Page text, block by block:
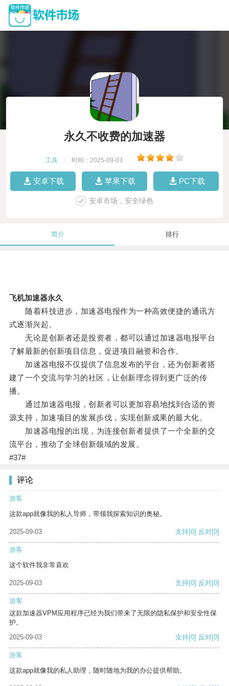
永久不收费的加速器
工具 时间：2025-09-03
安卓下载 苹果下载 PC下载
安卓市场，安全绿色
简介 排行
飞机加速器永久
随着科技进步，加速器电报作为一种高效便捷的通讯方
式逐渐兴起。
无论是创新者还是投资者，都可以通过加速器电报平台
了解最新的创新项目信息，促进项目融资和合作。
加速器电报不仅提供了信息发布的平台，还为创新者搭
建了一个交流与学习的社区，让创新理念得到更广泛的传
播。
通过加速器电报，创新者可以更加容易地找到合适的资
源支持，加速项目的发展步伐，实现创新成果的最大化。
加速器电报的出现，为连接创新者提供了一个全新的交
流平台，推动了全球创新领域的发展。
#37#
评论
游客
这款app就像我的私人导师，带领我探索知识的奥秘。
2025-09-03 支持[0] 反对[0]
游客
这个软件我非常喜欢
2025-09-03 支持[0] 反对[0]
游客
这款加速器VPM应用程序已经为我们带来了无限的隐私保护和安全性保
护。
2025-09-03
支持[0] 反对[0]
游客
这款app就像我的私人助理，随时随地为我的办公提供帮助。